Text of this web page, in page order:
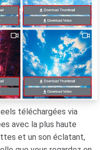
téléchargées via
avec la plus haute
et un son éclatant,